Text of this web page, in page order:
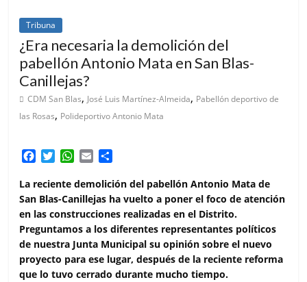
Tribuna
¿Era necesaria la demolición del
pabellón Antonio Mata en San Blas-
Canillejas?
CDM San Blas, José Luis Martínez-Almeida, Pabellón deportivo de
las Rosas, Polideportivo Antonio Mata
c
e
b
o
o
k
i
t
t
e
r
W
a
t
s
A
p
p
a
i
l
m
p
a
r
i
r
La reciente demolición del pabellón Antonio Mata de
San Blas-Canillejas ha vuelto a poner el foco de atención
en las construcciones realizadas en el Distrito.
Preguntamos a los diferentes representantes políticos
de nuestra Junta Municipal su opinión sobre el nuevo
proyecto para ese lugar, después de la reciente reforma
que lo tuvo cerrado durante mucho tiempo.